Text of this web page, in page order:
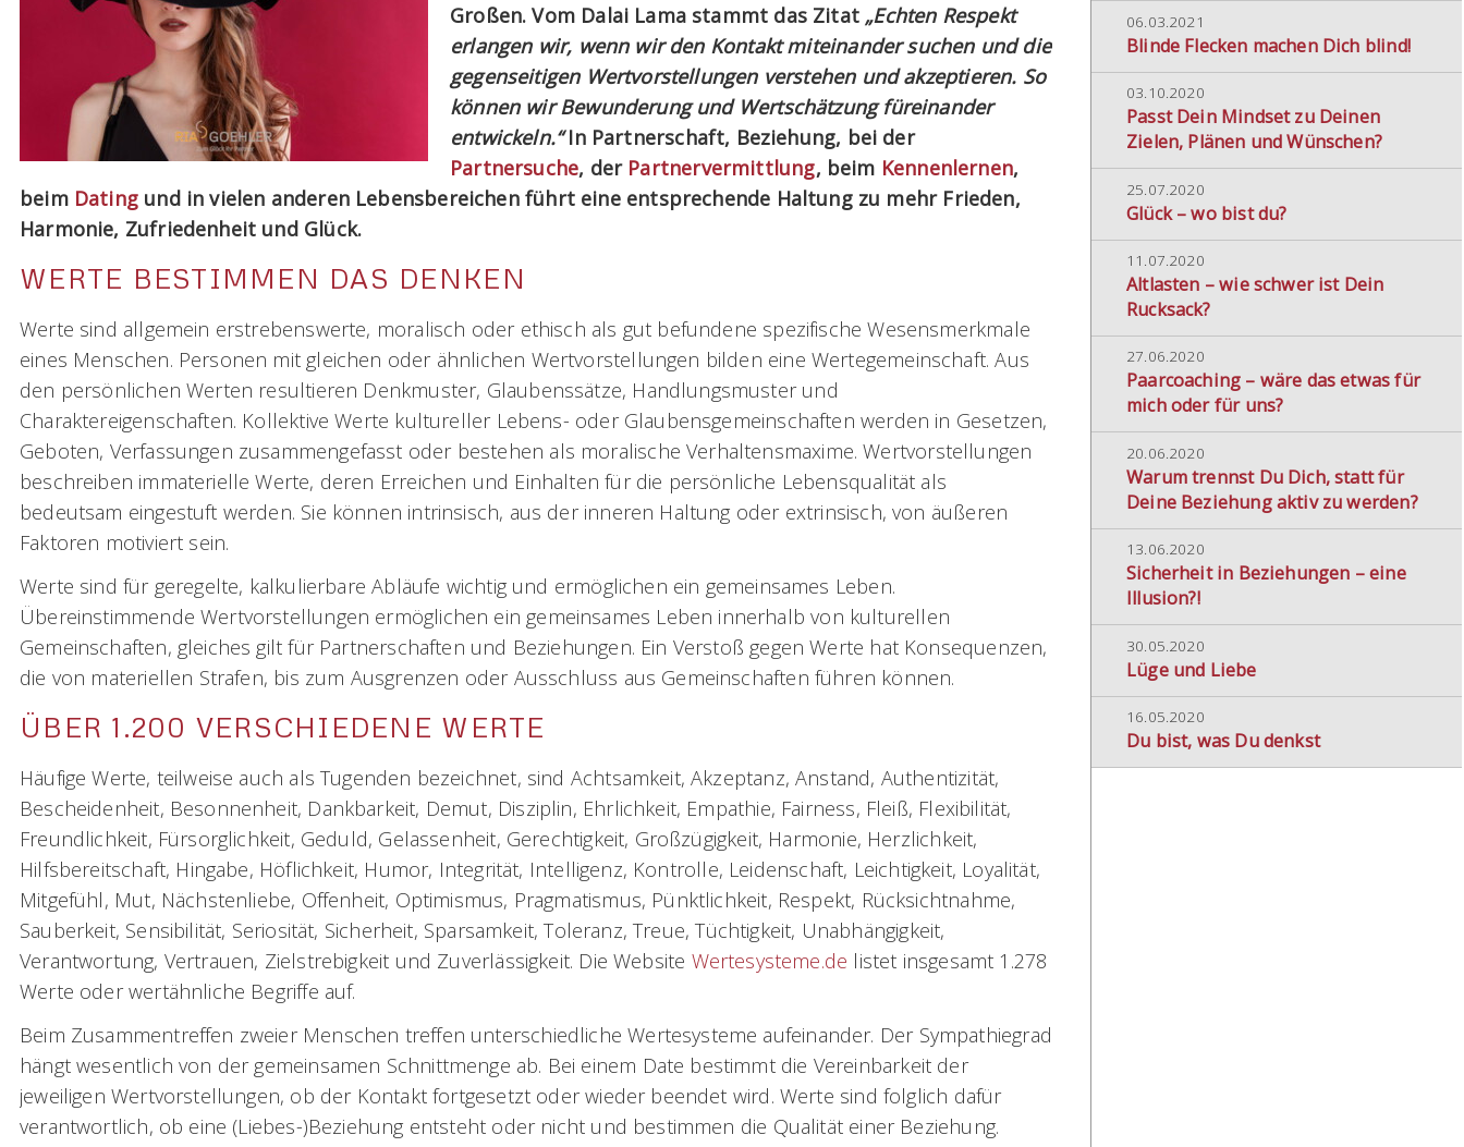
Großen. Vom Dalai Lama stammt das Zitat „Echten Respekt
erlangen wir, wenn wir den Kontakt miteinander suchen und die
gegenseitigen Wertvorstellungen verstehen und akzeptieren. So
können wir Bewunderung und Wertschätzung füreinander
entwickeln.“In Partnerschaft, Beziehung, bei der
Partnersuche, der Partnervermittlung, beim Kennenlernen,
beim Dating und in vielen anderen Lebensbereichen führt eine entsprechende Haltung zu mehr Frieden,
Harmonie, Zufriedenheit und Glück.
WERTE BESTIMMEN DAS DENKEN
Werte sind allgemein erstrebenswerte, moralisch oder ethisch als gut befundene spezifische Wesensmerkmale
eines Menschen. Personen mit gleichen oder ähnlichen Wertvorstellungen bilden eine Wertegemeinschaft. Aus
den persönlichen Werten resultieren Denkmuster, Glaubenssätze, Handlungsmuster und
Charaktereigenschaften. Kollektive Werte kultureller Lebens- oder Glaubensgemeinschaften werden in Gesetzen,
Geboten, Verfassungen zusammengefasst oder bestehen als moralische Verhaltensmaxime. Wertvorstellungen
beschreiben immaterielle Werte, deren Erreichen und Einhalten für die persönliche Lebensqualität als
bedeutsam eingestuft werden. Sie können intrinsisch, aus der inneren Haltung oder extrinsisch, von äußeren
Faktoren motiviert sein.
Werte sind für geregelte, kalkulierbare Abläufe wichtig und ermöglichen ein gemeinsames Leben.
Übereinstimmende Wertvorstellungen ermöglichen ein gemeinsames Leben innerhalb von kulturellen
Gemeinschaften, gleiches gilt für Partnerschaften und Beziehungen. Ein Verstoß gegen Werte hat Konsequenzen,
die von materiellen Strafen, bis zum Ausgrenzen oder Ausschluss aus Gemeinschaften führen können.
ÜBER 1.200 VERSCHIEDENE WERTE
Häufige Werte, teilweise auch als Tugenden bezeichnet, sind Achtsamkeit, Akzeptanz, Anstand, Authentizität,
Bescheidenheit, Besonnenheit, Dankbarkeit, Demut, Disziplin, Ehrlichkeit, Empathie, Fairness, Fleiß, Flexibilität,
Freundlichkeit, Fürsorglichkeit, Geduld, Gelassenheit, Gerechtigkeit, Großzügigkeit, Harmonie, Herzlichkeit,
Hilfsbereitschaft, Hingabe, Höflichkeit, Humor, Integrität, Intelligenz, Kontrolle, Leidenschaft, Leichtigkeit, Loyalität,
Mitgefühl, Mut, Nächstenliebe, Offenheit, Optimismus, Pragmatismus, Pünktlichkeit, Respekt, Rücksichtnahme,
Sauberkeit, Sensibilität, Seriosität, Sicherheit, Sparsamkeit, Toleranz, Treue, Tüchtigkeit, Unabhängigkeit,
Verantwortung, Vertrauen, Zielstrebigkeit und Zuverlässigkeit. Die Website Wertesysteme.de listet insgesamt 1.278
Werte oder wertähnliche Begriffe auf.
Beim Zusammentreffen zweier Menschen treffen unterschiedliche Wertesysteme aufeinander. Der Sympathiegrad
hängt wesentlich von der gemeinsamen Schnittmenge ab. Bei einem Date bestimmt die Vereinbarkeit der
jeweiligen Wertvorstellungen, ob der Kontakt fortgesetzt oder wieder beendet wird. Werte sind folglich dafür
verantwortlich, ob eine (Liebes-)Beziehung entsteht oder nicht und bestimmen die Qualität einer Beziehung.
06.03.2021
Blinde Flecken machen Dich blind!
03.10.2020
Passt Dein Mindset zu Deinen
Zielen, Plänen und Wünschen?
25.07.2020
Glück – wo bist du?
11.07.2020
Altlasten – wie schwer ist Dein
Rucksack?
27.06.2020
Paarcoaching – wäre das etwas für
mich oder für uns?
20.06.2020
Warum trennst Du Dich, statt für
Deine Beziehung aktiv zu werden?
13.06.2020
Sicherheit in Beziehungen – eine
Illusion?!
30.05.2020
Lüge und Liebe
16.05.2020
Du bist, was Du denkst